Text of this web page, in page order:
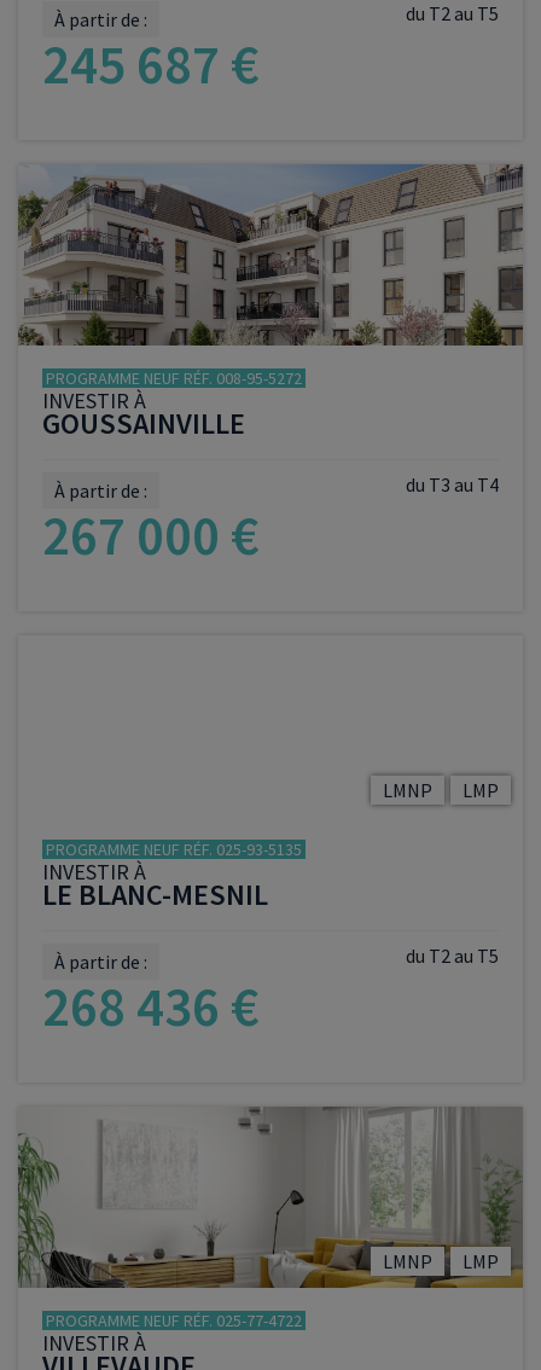
du T2 au T5
À partir de :
245 687 €
VOIR LE PROGRAMME
PROGRAMME NEUF RÉF. 008-95-5272
INVESTIR À
GOUSSAINVILLE
du T3 au T4
À partir de :
267 000 €
LMNP LMP
PROGRAMME NEUF RÉF. 025-93-5135
INVESTIR À
LE BLANC-MESNIL
du T2 au T5
À partir de :
268 436 €
VOIR LE PROGRAMME
LMNP LMP
PROGRAMME NEUF RÉF. 025-77-4722
INVESTIR À